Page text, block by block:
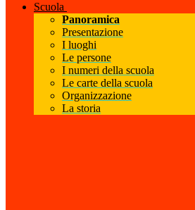
Scuola
Panoramica
Presentazione
I luoghi
Le persone
I numeri della scuola
Le carte della scuola
Organizzazione
La storia